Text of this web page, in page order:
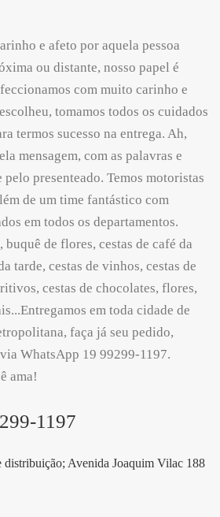
e afeto por aquela pessoa
ou distante, nosso papel é
com muito carinho e
tomamos todos os cuidados
termos sucesso na entrega. Ah,
mensagem, com as palavras e
pelo presenteado. Temos motoristas
de um time fantástico com
em todos os departamentos.
buquê de flores, cestas de café da
tarde, cestas de vinhos, cestas de
cestas de chocolates, flores,
em toda cidade de
faça já seu pedido,
WhatsApp 19 99299-1197.
ama!
1197
Avenida Joaquim Vilac 188